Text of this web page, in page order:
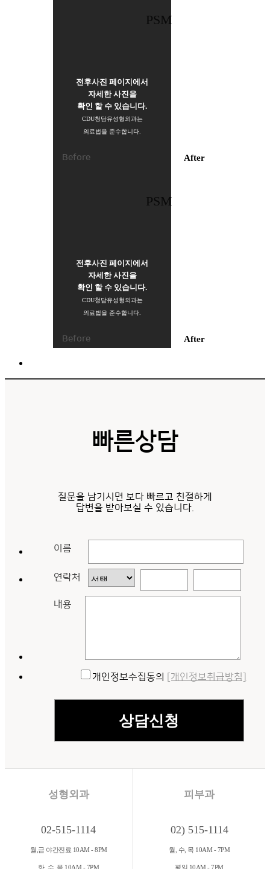
PSM
전후사진 페이지에서
자세한 사진을
확인 할 수 있습니다.
CDU청담유성형외과는
의료법을 준수합니다.
Before After
PSM
전후사진 페이지에서
자세한 사진을
확인 할 수 있습니다.
CDU청담유성형외과는
의료법을 준수합니다.
Before After
PSM,TRM
빠른상담
질문을 남기시면 보다 빠르고 친절하게
답변을 받아보실 수 있습니다.
이름
연락처
내용
개인정보수집동의 [개인정보취급방침]
성형외과
02-515-1114
월,금 야간진료 10AM - 8PM
화, 수, 목 10AM - 7PM
피부과
02) 515-1114
월, 수, 목 10AM - 7PM
평일 10AM - 7PM